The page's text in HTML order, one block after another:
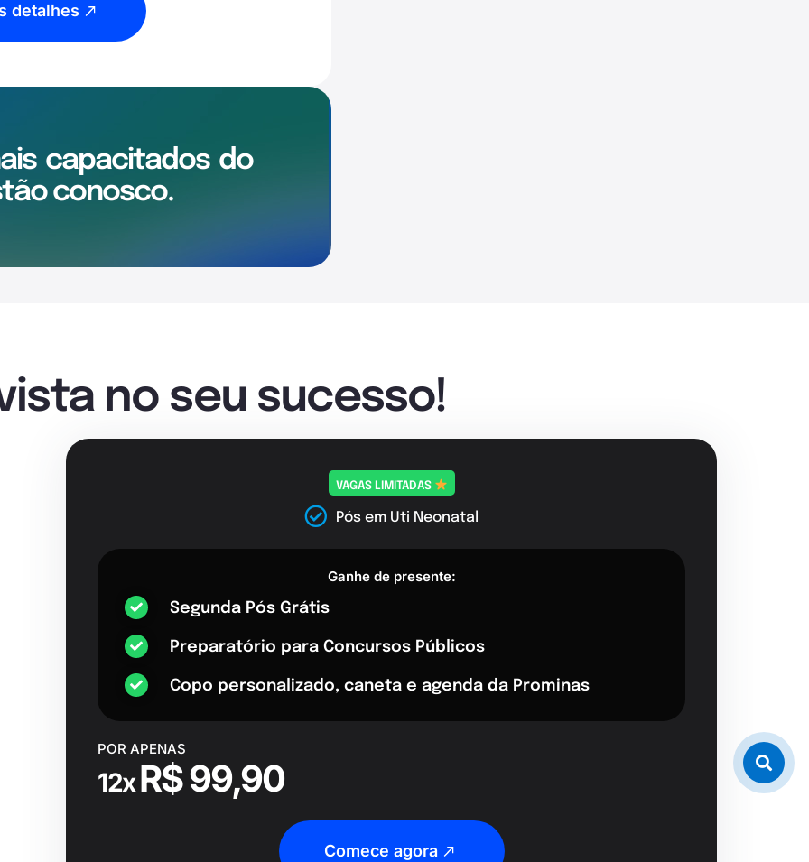
detalhes
capacitados do
conosco.
no seu sucesso!
VAGAS LIMITADAS
Pós em Uti Neonatal
Ganhe de presente:
Segunda Pós Grátis
Preparatório para Concursos Públicos
Copo personalizado, caneta e agenda da Prominas
POR APENAS
12xR$ 99,90
Comece agora